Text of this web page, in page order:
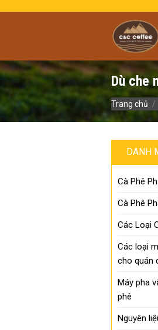
Dù che
Trang chủ /
DANH
Cà Phê
Cà Phê
Các Loại
Các loại
cho quán
Máy pha
phê
Nguyên